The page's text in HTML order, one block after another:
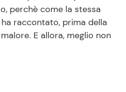
perchè come la stessa
raccontato, prima della
E allora, meglio non